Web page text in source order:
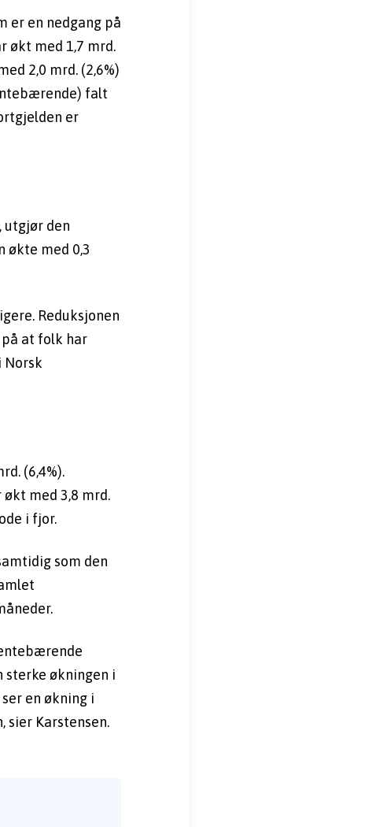
er en nedgang på
økt med 1,7 mrd.
2,0 mrd. (2,6%)
falt
er
den
økte med 0,3
Reduksjonen
at folk har
Norsk
(6,4%).
med 3,8 mrd.
i fjor.
som den
økningen i
en økning i
Karstensen.